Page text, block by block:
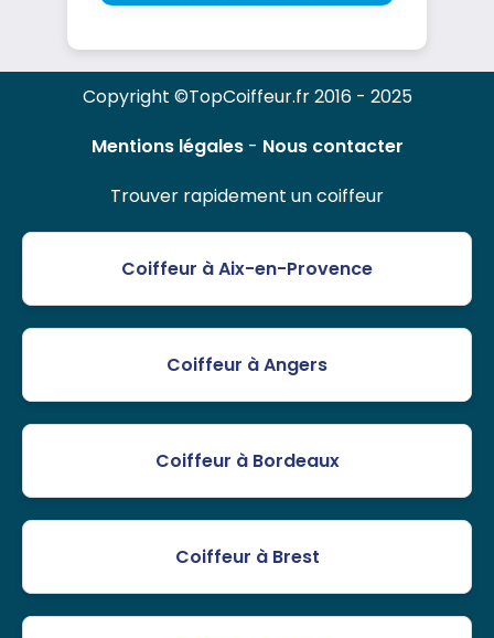
Copyright ©TopCoiffeur.fr 2016 - 2025
Mentions légales- Nous contacter
Trouver rapidement un coiffeur
Coiffeur à Aix-en-Provence
Coiffeur à Angers
Coiffeur à Bordeaux
Coiffeur à Brest